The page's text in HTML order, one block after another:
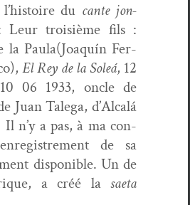
du cante jon­
: Leur troisième fils :
la Paula(Joaquín Fer­
El Rey de la Soleá, 12
06 1933, oncle de
Juan Tale­ga, d’Alcalá
Il n’y a pas, à ma con­
de sa
disponible. Un de
a créé la sae­ta